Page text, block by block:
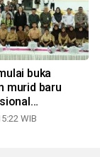
buka
murid baru
WIB